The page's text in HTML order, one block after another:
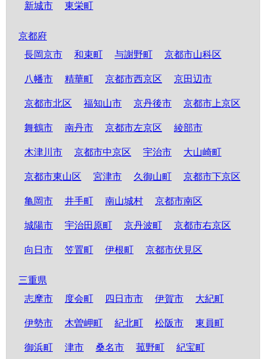
新城市 東栄町
京都府
長岡京市
和束町 与謝野町 京都市山科区
八幡市 精華町 京都市西京区 京田辺市
京都市北区 福知山市 京丹後市 京都市上京区
舞鶴市 南丹市 京都市左京区 綾部市
木津川市 京都市中京区 宇治市 大山崎町
京都市東山区 宮津市 久御山町 京都市下京区
亀岡市 井手町 南山城村 京都市南区
城陽市 宇治田原町 京丹波町 京都市右京区
向日市 笠置町 伊根町 京都市伏見区
三重県
志摩市
度会町 四日市市 伊賀市 大紀町
伊勢市 木曽岬町 紀北町 松阪市 東員町
御浜町 津市 桑名市 菰野町 紀宝町